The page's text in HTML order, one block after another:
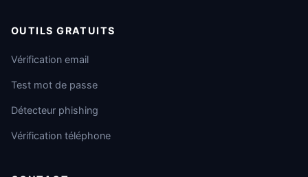
OUTILS GRATUITS
Vérification email
Test mot de passe
Détecteur phishing
Vérification téléphone